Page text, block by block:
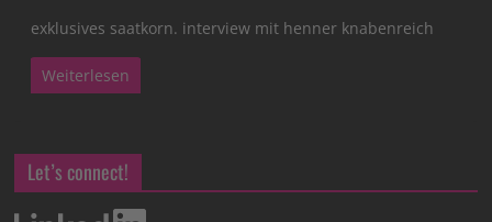
exklusives saatkorn. interview mit henner knabenreich
Weiterlesen
Let’s connect!